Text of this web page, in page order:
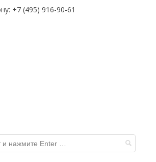
+7 (495) 916-90-61